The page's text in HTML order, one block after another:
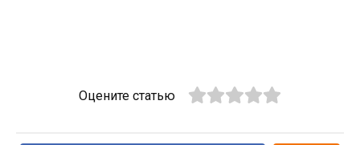
Оцените статью